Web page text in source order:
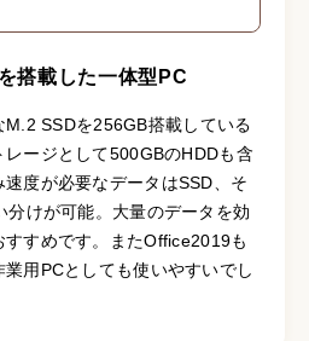
搭載した一体型PC
SSDを256GB搭載している
ージとして500GBのHDDも含
度が必要なデータはSSD、そ
分けが可能。大量のデータを効
すめです。またOffice2019も
用PCとしても使いやすいでし